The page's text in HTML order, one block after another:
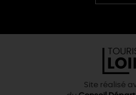
Site réalisé